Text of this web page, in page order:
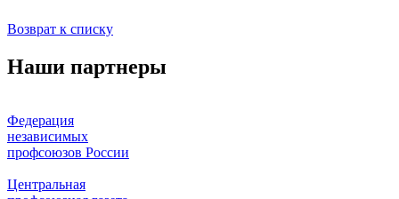
Возврат к списку
Наши партнеры
Федерация
независимых
профсоюзов России
Центральная